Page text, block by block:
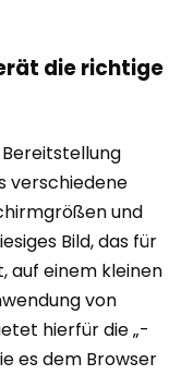
die richtige
verschiedene
und
Bild, das für
auf einem kleinen
von
hierfür die „-
es dem Browser